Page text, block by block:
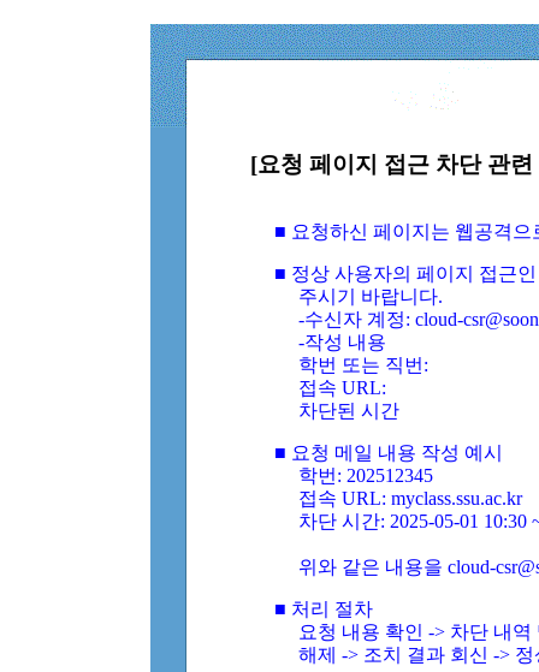
[요청 페이지 접근 차단 관
■ 요청하신 페이지는 웹공격
■ 정상 사용자의 페이지 접근
주시기 바랍니다.
-수신자 계정: cloud-
-작성 내용
학번 또는 직번:
접속 URL:
차단된 시간
■ 요청 메일 내용 작성 예시
학번: 202512345
접속 URL: myclass.ssu.ac.kr
차단 시간: 2025-05-01 10:30
위와 같은 내용을 cloud-
■ 처리 절차
요청 내용 확인 -> 차단 내
해제 -> 조치 결과 회신 ->